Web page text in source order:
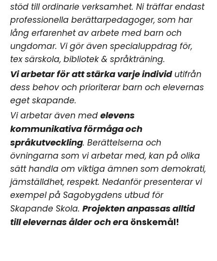
stöd till ordinarie verksamhet. Ni träffar endast
professionella berättarpedagoger, som har
lång erfarenhet av arbete med barn och
ungdomar. Vi gör även specialuppdrag för,
tex särskola, bibliotek & språkträning.
Vi arbetar för att stärka varje individutifrån
dess behov och prioriterar barn och elevernas
eget skapande.
Vi arbetar även medelevens
kommunikativa förmåga och
språkutveckling. Berättelserna och
övningarna som vi arbetar med, kan på olika
sätt handla om viktiga ämnen som demokrati,
jämställdhet, respekt. Nedanför presenterar vi
exempel på Sagobygdens utbud för
Skapande Skola.Projekten anpassas alltid
till elevernas ålder och era önskemål!